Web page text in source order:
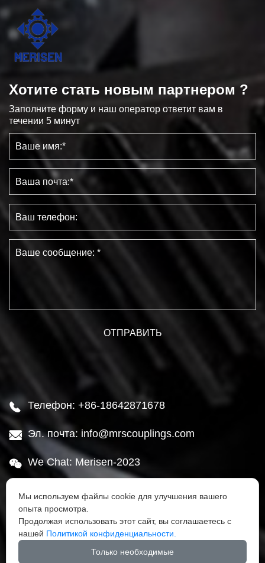
Хотите стать новым партнером ?
Заполните форму и наш оператор ответит вам в
течении 5 минут
 Телефон: +86-18642871678
 Эл. почта: info@mrscouplings.com
 We Chat: Merisen-2023

Адрес: Район Ганьцзинцзы, город Далянь,
провинция Ляонин
   
Мы используем файлы cookie для улучшения вашего
опыта просмотра.
Продолжая использовать этот сайт, вы соглашаетесь с
нашей Политикой конфиденциальности.
Только необходимые